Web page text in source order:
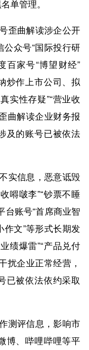
单管理。
歪曲解读涉企公开
众号“国际投行研
百家号“博望财经”
炒作上市公司、拟
实性存疑”“营业收
曲解读企业财务报
及的账号已被依法
实信息，恶意诋毁
嘚啵李”“钞票不睡
台账号“首席商业智
作文”等形式长期发
绩爆雷”“产品兑付
扰企业正常经营，
已被依法依约采取
测评信息，影响市
博、哔哩哔哩等平